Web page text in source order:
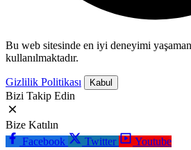
Bu web sitesinde en iyi deneyimi
kullanılmaktadır.
Gizlilik Politikası Kabul
Bizi Takip Edin
Bize Katılın
Facebook
Twitter Youtube